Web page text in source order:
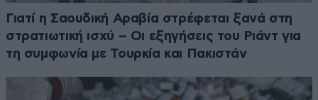
Γιατί η Σαουδική Αραβία στρέφεται ξανά στη
στρατιωτική ισχύ – Οι εξηγήσεις του Ριάντ για
τη συμφωνία με Τουρκία και Πακιστάν